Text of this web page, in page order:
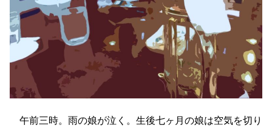
午前三時。雨の娘が泣く。生後七ヶ月の娘は空気を切り